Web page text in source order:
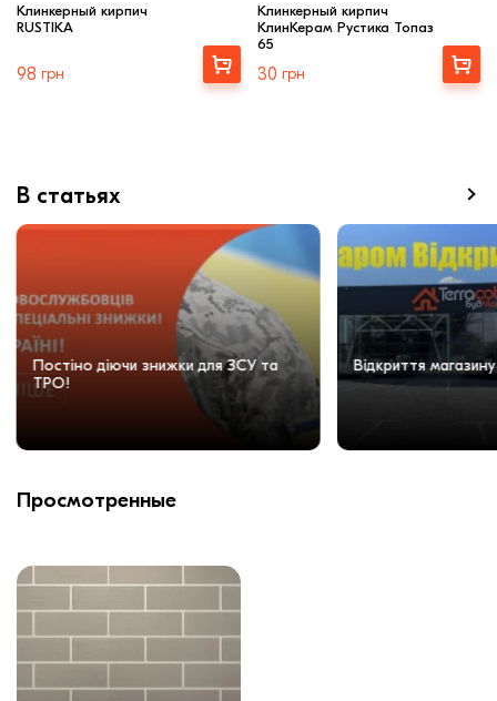
Клинкерный кирпич
RUSTIKA
98 грн
Выбрать
Клинкерный кирпич
КлинКерам Рустика Топаз
65
30 грн
Купити
В статьях
Постіно діючи знижки для ЗСУ та
ТРО!
Відкриття магазину
Просмотренные